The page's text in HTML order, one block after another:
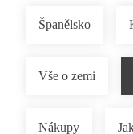
Španělsko
Vše o zemi
Nákupy